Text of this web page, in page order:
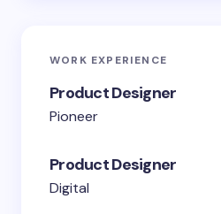
WORK EXPERIENCE
Product Designer
Pioneer
Product Designer
Digital